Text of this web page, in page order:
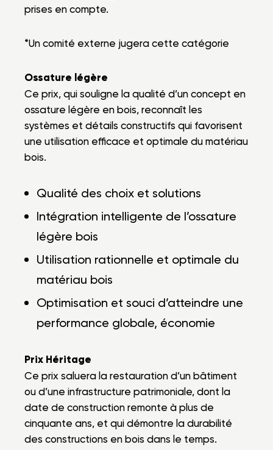
prises en compte.
*Un comité externe jugera cette catégorie
Ossature légère
Ce prix, qui souligne la qualité d’un concept en
ossature légère en bois, reconnaît les
systèmes et détails constructifs qui favorisent
une utilisation efficace et optimale du matériau
bois.
Qualité des choix et solutions
Intégration intelligente de l’ossature
légère bois
Utilisation rationnelle et optimale du
matériau bois
Optimisation et souci d’atteindre une
performance globale, économie
Prix Héritage
Ce prix saluera la restauration d’un bâtiment
ou d’une infrastructure patrimoniale, dont la
date de construction remonte à plus de
cinquante ans, et qui démontre la durabilité
des constructions en bois dans le temps.